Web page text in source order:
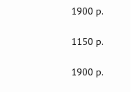
1900 р.
1150 р.
1900 р.